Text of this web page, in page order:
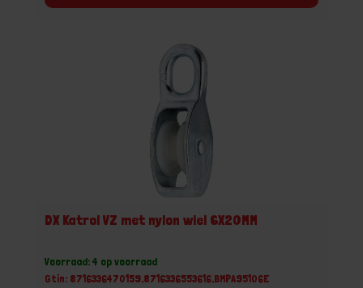
DX Katrol VZ met nylon wiel 6X20MM
Voorraad: 4 op voorraad
Gtin: 8716336470159,8716336553616,BMPA95106E